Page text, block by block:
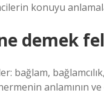
konuyu
demek
bağlam,
anlamının